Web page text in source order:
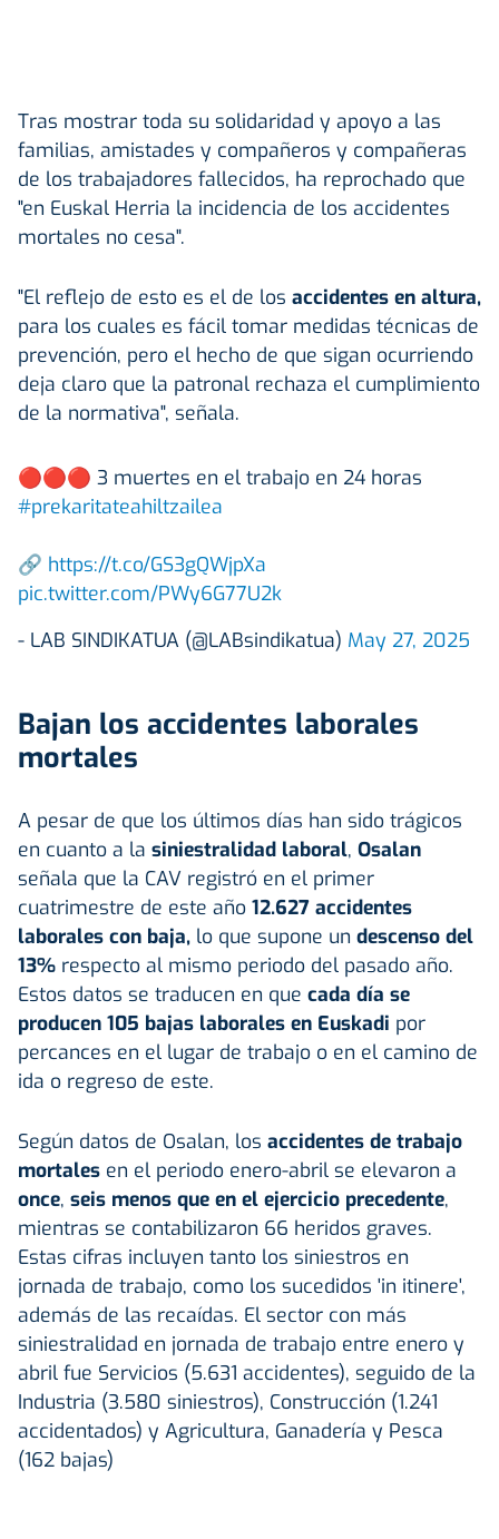
Tras mostrar toda su solidaridad y apoyo a las
familias, amistades y compañeros y compañeras
de los trabajadores fallecidos, ha reprochado que
"en Euskal Herria la incidencia de los accidentes
mortales no cesa".
"El reflejo de esto es el de los accidentes en altura,
para los cuales es fácil tomar medidas técnicas de
prevención, pero el hecho de que sigan ocurriendo
deja claro que la patronal rechaza el cumplimiento
de la normativa", señala.
🔴🔴🔴 3 muertes en el trabajo en 24 horas
#prekaritateahiltzailea
🔗 https://t.co/GS3gQWjpXa
pic.twitter.com/PWy6G77U2k
- LAB SINDIKATUA (@LABsindikatua) May 27, 2025
Bajan los accidentes laborales
mortales
A pesar de que los últimos días han sido trágicos
en cuanto a la siniestralidad laboral, Osalan
señala que la CAV registró en el primer
cuatrimestre de este año 12.627 accidentes
laborales con baja, lo que supone un descenso del
13% respecto al mismo periodo del pasado año.
Estos datos se traducen en que cada día se
producen 105 bajas laborales en Euskadi por
percances en el lugar de trabajo o en el camino de
ida o regreso de este.
Según datos de Osalan, los accidentes de trabajo
mortales en el periodo enero-abril se elevaron a
once, seis menos que en el ejercicio precedente,
mientras se contabilizaron 66 heridos graves.
Estas cifras incluyen tanto los siniestros en
jornada de trabajo, como los sucedidos 'in itinere',
además de las recaídas. El sector con más
siniestralidad en jornada de trabajo entre enero y
abril fue Servicios (5.631 accidentes), seguido de la
Industria (3.580 siniestros), Construcción (1.241
accidentados) y Agricultura, Ganadería y Pesca
(162 bajas)